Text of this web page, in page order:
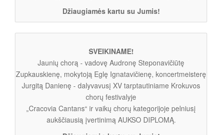
Džiaugiamės kartu su Jumis!
SVEIKINAME!
Jaunių chorą - vadovę Audronę Steponavičiūtę
Zupkauskienę, mokytoją Eglę Ignatavičienę, koncertmeisterę
Jurgitą Danienę - dalyvavusį XV tarptautiniame Krokuvos
chorų festivalyje
„Cracovia Cantans“ ir vaikų chorų kategorijoje pelniusį
aukščiausią įvertinimą AUKSO DIPLOMĄ.